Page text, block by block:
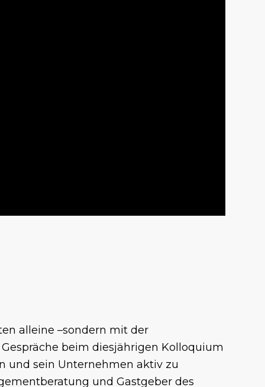
alleine –sondern mit der
beim diesjährigen Kolloquium
und sein Unternehmen aktiv zu
und Gastgeber des